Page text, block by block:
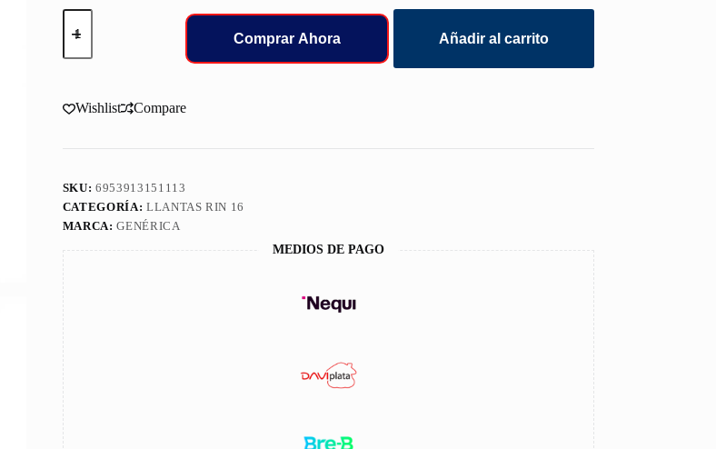
215/75/16C
LLANT
10PR
02
Comprar Ahora Añadir al carrito
Wishlist Compare
SKU:6953913151113
CATEGORÍA: LLANTAS RIN 16
MARCA:GENÉRICA
MEDIOS DE PAGO